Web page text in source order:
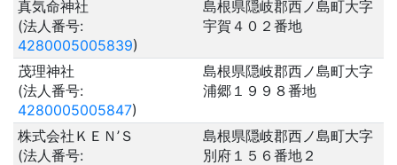
真気命神社
(法人番号:
4280005005839)
島根県隠岐郡西ノ島町大字
宇賀４０２番地
茂理神社
(法人番号:
4280005005847)
島根県隠岐郡西ノ島町大字
浦郷１９９８番地
株式会社ＫＥＮ’Ｓ
(法人番号:
島根県隠岐郡西ノ島町大字
別府１５６番地２